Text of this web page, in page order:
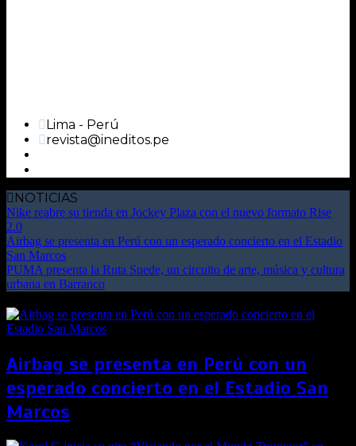
Lima - Perú
revista@ineditos.pe
NOTICIAS
Nike reabre su tienda en Jockey Plaza con el nuevo formato Rise
2.0
Airbag se presenta en Perú con un esperado concierto en el Estadio
San Marcos
PUMA presenta la Ruta Suede, un circuito de arte, música y cultura
urbana en Barranco
Airbag se presenta en Perú con un
esperado concierto en el Estadio San
Marcos